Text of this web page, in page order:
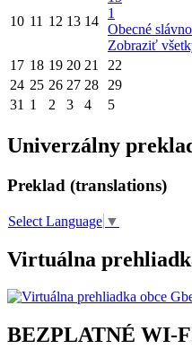
10 11 12 13 14
1
Obecné
Zobraziť
17 18 19 20 21 22
24 25 26 27 28 29
31 1 2 3 4 5
Univerzálny
Preklad (translations)
Select Language ▼
Virtuálna
BEZPLATNÉ WI-